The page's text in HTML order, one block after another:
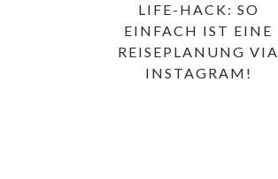
LIFE-HACK: SO
EINFACH IST EINE
REISEPLANUNG VIA
INSTAGRAM!